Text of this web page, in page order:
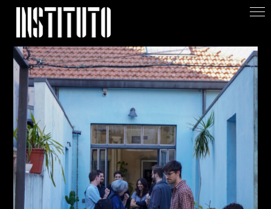
Apoiar/Support